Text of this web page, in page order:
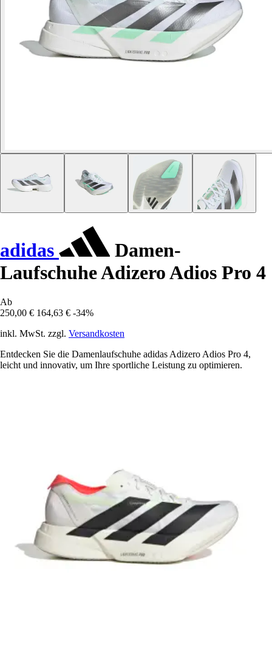
adidas
Damen-
Laufschuhe Adizero Adios Pro 4
Ab
250,00 € 164,63 € -34%
inkl. MwSt. zzgl. Versandkosten
Entdecken Sie die Damenlaufschuhe adidas Adizero Adios Pro 4,
leicht und innovativ, um Ihre sportliche Leistung zu optimieren.